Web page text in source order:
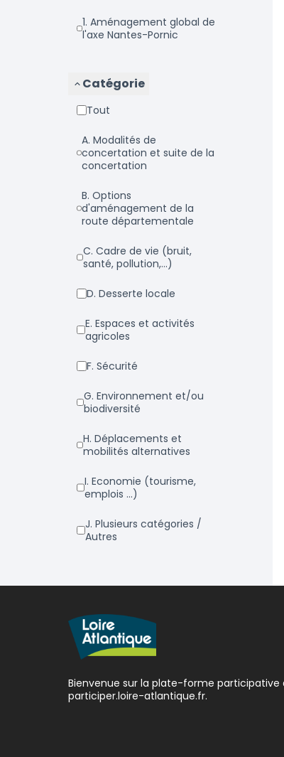
1. Aménagement global de
l'axe Nantes-Pornic
Catégorie
Tout
a. Modalités de
concertation et suite de la
concertation
b. Options
d'aménagement de la
route départementale
c. Cadre de vie (bruit,
santé, pollution,...)
d. Desserte locale
e. Espaces et activités
agricoles
f. Sécurité
g. Environnement et/ou
biodiversité
h. Déplacements et
mobilités alternatives
i. Economie (tourisme,
emplois ...)
j. Plusieurs catégories /
Autres
Bienvenue sur la plate-forme participative
participer.loire-atlantique.fr.